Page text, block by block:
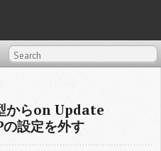
からon Update
設定を外す